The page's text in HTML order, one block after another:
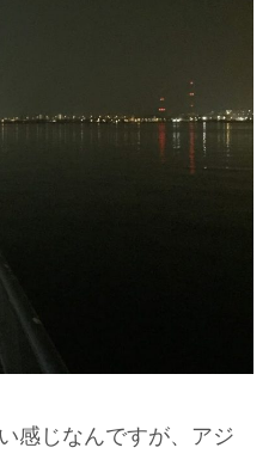
感じなんですが、アジ